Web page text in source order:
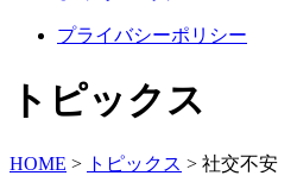
プライバシーポリシー
トピックス
HOME > トピックス > 社交不安